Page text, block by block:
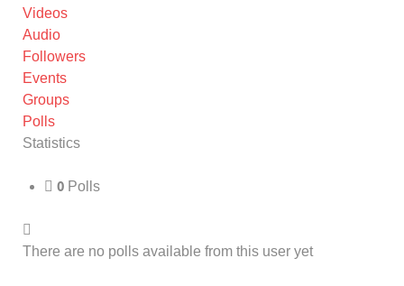
Videos
Audio
Followers
Events
Groups
Polls
Statistics
0 Polls
There are no polls available from this user yet